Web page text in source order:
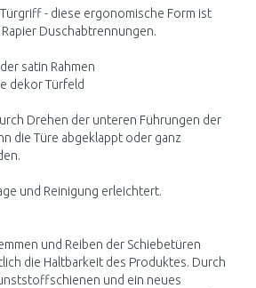
- diese ergonomische Form ist
Duschabtrennungen.
satin Rahmen
dekor Türfeld
Drehen der unteren Führungen der
die Türe abgeklappt oder ganz
und Reinigung erleichtert.
und Reiben der Schiebetüren
die Haltbarkeit des Produktes. Durch
und ein neues